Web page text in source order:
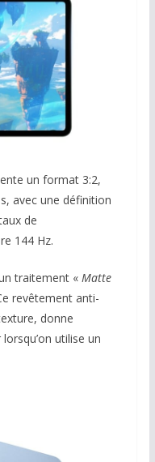
un format 3:2,
avec une définition
de
144 Hz.
traitement « Matte
revêtement anti-
donne
utilise un